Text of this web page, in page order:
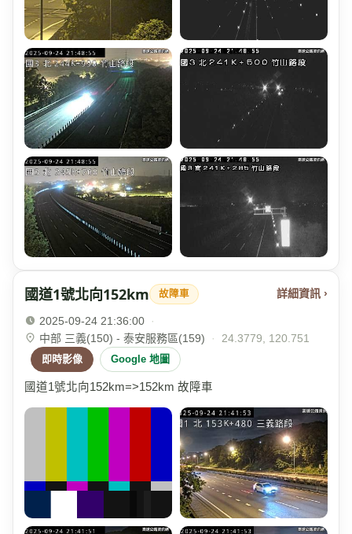
國道1號北向152km 故障車 詳細資訊 ›
2025-09-24 21:36:00
·
中部 三義(150) - 泰安服務區(159)
· 24.3779, 120.751
即時影像 Google 地圖
國道1號北向152km=>152km 故障車